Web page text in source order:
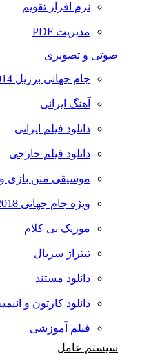
نرم افزار تقویم
مدیریت PDF
صوتی و تصویری
جام جهانی برزیل 2014
آهنگ ایرانی
دانلود فیلم ایرانی
دانلود فیلم خارجی
موسیقی متن بازی و فیلم
ویژه جام جهانی 2018 روسیه
موزیک بی کلام
تیتراژ سریال
دانلود مستند
دانلود کارتون و انیمیشن
فیلم آموزشی
سیستم عامل